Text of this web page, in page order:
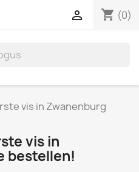
shopping_cart (0)

vis in Zwanenburg
vis in
bestellen!